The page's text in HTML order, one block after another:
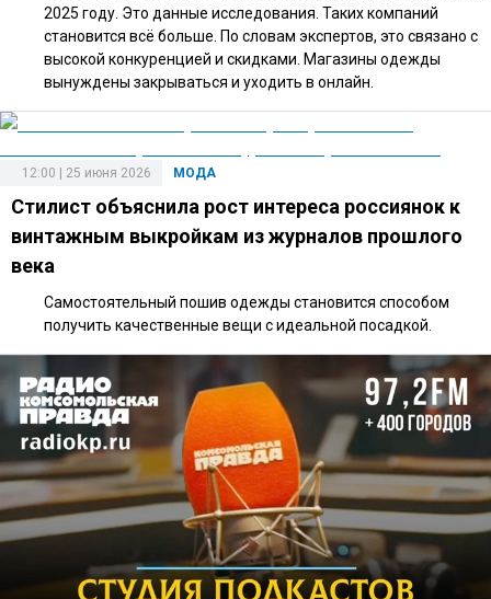
2025 году. Это данные исследования. Таких компаний
становится всё больше. По словам экспертов, это связано с
высокой конкуренцией и скидками. Магазины одежды
вынуждены закрываться и уходить в онлайн.
МОДА
12:00 | 25 июня 2026
Стилист объяснила рост интереса россиянок к
винтажным выкройкам из журналов прошлого
века
Самостоятельный пошив одежды становится способом
получить качественные вещи с идеальной посадкой.